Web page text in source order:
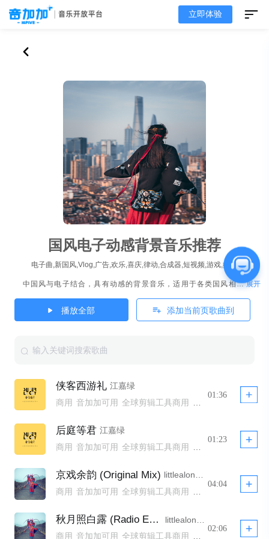
立即体验
国风电子动感背景音乐推荐
电子曲,新国风,Vlog,广告,欢乐,喜庆,律动,合成器,短视频,游戏,推荐
中国风与电子结合，具有动感的背景音乐，适用于各类国风相关的短视频、vlog、产品广告等 展开
播放全部 添加当前页歌曲到
侠客西游礼 江嘉绿
商用 音加加可用 全球剪辑工具商用
全球剪辑工具商用 YTB不拦截
全球剪辑工具商用模板不下架
01:36
后庭等君 江嘉绿
商用 音加加可用 全球剪辑工具商用
全球剪辑工具商用 YTB不拦截
全球剪辑工具商用模板不下架
01:23
京戏余韵 (Original Mix)
littlealone100
商用 音加加可用 全球剪辑工具商用
04:04
秋月照白露 (Radio Edit)
商用 音加加可用 全球剪辑工具商用
02:06